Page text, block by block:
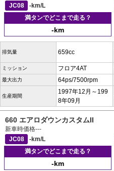
JC08
-km/L
満タンでどこまで走る？
-km
排気量 659cc
ミッション フロア4AT
最大出力 64ps/7500rpm
生産期間
1997年12月～199
8年09月
660 エアロダウンカスタムII
新車時価格---
JC08
-km/L
満タンでどこまで走る？
-km